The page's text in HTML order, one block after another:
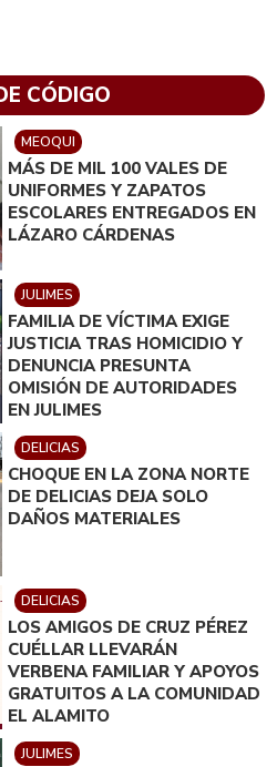
CÓDIGO
MEOQUI
MÁS DE MIL 100 VALES DE
UNIFORMES Y ZAPATOS
ESCOLARES ENTREGADOS EN
LÁZARO CÁRDENAS
JULIMES
FAMILIA DE VÍCTIMA EXIGE
JUSTICIA TRAS HOMICIDIO Y
DENUNCIA PRESUNTA
OMISIÓN DE AUTORIDADES
EN JULIMES
DELICIAS
CHOQUE EN LA ZONA NORTE
DE DELICIAS DEJA SOLO
DAÑOS MATERIALES
DELICIAS
LOS AMIGOS DE CRUZ PÉREZ
CUÉLLAR LLEVARÁN
VERBENA FAMILIAR Y APOYOS
GRATUITOS A LA COMUNIDAD
EL ALAMITO
JULIMES